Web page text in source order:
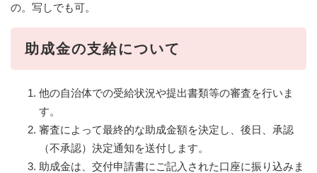
の。写しでも可。
助成金の支給について
他の自治体での受給状況や提出書類等の審査を行いま
す。
審査によって最終的な助成金額を決定し、後日、承認
（不承認）決定通知を送付します。
助成金は、交付申請書にご記入された口座に振り込みま